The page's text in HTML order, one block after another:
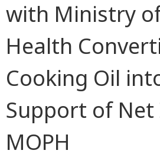
with Ministry
Health
Cooking Oil
Support of Net
MOPH